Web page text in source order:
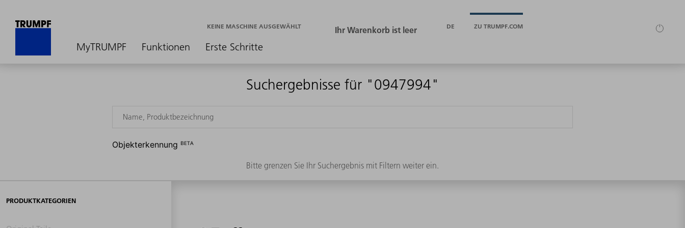
MyTRUMPF Funktionen Erste Schritte
KEINE MASCHINE AUSGEWÄHLT DE ZU TRUMPF.COM
Suchergebnisse für "0947994"
Objekterkennung ᴮᴱᵀᴬ
Bitte grenzen Sie Ihr Suchergebnis mit Filtern weiter ein.
PRODUKTKATEGORIEN